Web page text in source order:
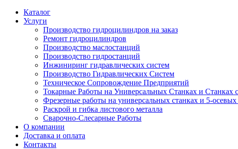
Каталог
Услуги
Производство гидроцилиндров на заказ
Ремонт гидроцилиндров
Производство маслостанций
Производство гидростанций
Инжиниринг гидравлических систем
Производство Гидравлических Систем
Техническое Сопровождение Предприятий
Токарные Работы на Универсальных Станках и Станках
Фрезерные работы на универсальных станках и 5-
Раскрой и гибка листового металла
Сварочно-Слесарные Работы
О компании
Доставка и оплата
Контакты